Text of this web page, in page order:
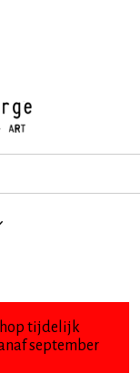
tijdelijk
september